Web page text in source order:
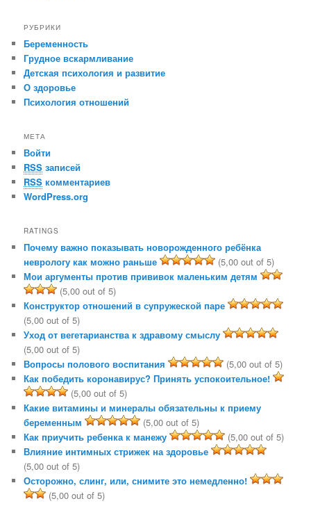
РУБРИКИ
Беременность
Грудное вскармливание
Детская психология и развитие
О здоровье
Психология отношений
МЕТА
Войти
RSS записей
RSS комментариев
WordPress.org
RATINGS
Почему важно показывать новорожденного ребёнка
неврологу как можно раньше
(5,00 out of 5)
Мои аргументы против прививок маленьким детям
(5,00 out of 5)
Конструктор отношений в супружеской паре
(5,00 out of 5)
Уход от вегетарианства к здравому смыслу
(5,00 out of 5)
Вопросы полового воспитания
(5,00 out of 5)
Как победить коронавирус? Принять успокоительное!
(5,00 out of 5)
Какие витамины и минералы обязательны к приему
беременным
(5,00 out of 5)
Как приучить ребенка к манежу
(5,00 out of 5)
Влияние интимных стрижек на здоровье
(5,00 out of 5)
Осторожно, слинг, или, снимите это немедленно!
(5,00 out of 5)